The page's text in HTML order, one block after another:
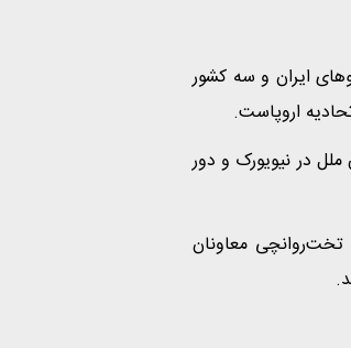
دور سوم گفت‌و‌گو‌های ایران و سه کشور
اروپاست.
در نیویورک و دور
معاونان